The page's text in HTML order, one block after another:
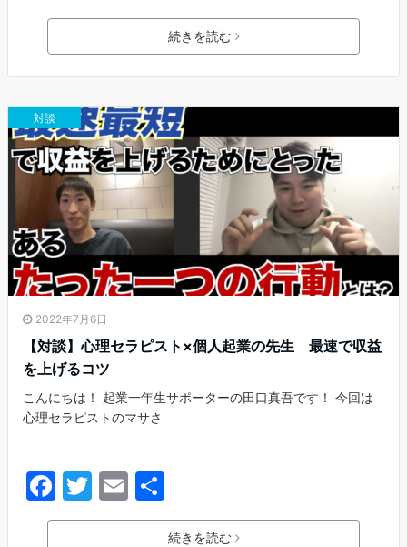
a
e
b
o
o
k
w
er
m
l
有
続きを読む
対談
2022年7月6日
【対談】心理セラピスト×個人起業の先生 最速で収益
を上げるコツ
こんにちは！ 起業一年生サポーターの田口真吾です！ 今回は
心理セラピストのマサさ
F
a
T
w
E
m 有
続きを読む